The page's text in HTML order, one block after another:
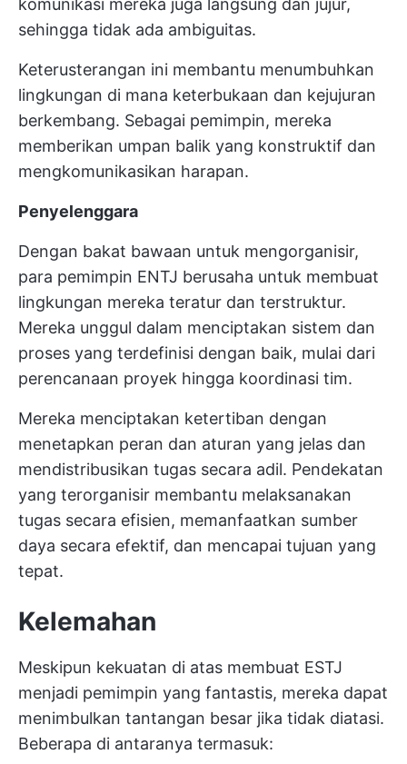
komunikasi mereka juga langsung dan jujur,
sehingga tidak ada ambiguitas.
Keterusterangan ini membantu menumbuhkan
lingkungan di mana keterbukaan dan kejujuran
berkembang. Sebagai pemimpin, mereka
memberikan umpan balik yang konstruktif dan
mengkomunikasikan harapan.
Penyelenggara
Dengan bakat bawaan untuk mengorganisir,
para pemimpin ENTJ berusaha untuk membuat
lingkungan mereka teratur dan terstruktur.
Mereka unggul dalam menciptakan sistem dan
proses yang terdefinisi dengan baik, mulai dari
perencanaan proyek hingga koordinasi tim.
Mereka menciptakan ketertiban dengan
menetapkan peran dan aturan yang jelas dan
mendistribusikan tugas secara adil. Pendekatan
yang terorganisir membantu melaksanakan
tugas secara efisien, memanfaatkan sumber
daya secara efektif, dan mencapai tujuan yang
tepat.
Kelemahan
Meskipun kekuatan di atas membuat ESTJ
menjadi pemimpin yang fantastis, mereka dapat
menimbulkan tantangan besar jika tidak diatasi.
Beberapa di antaranya termasuk: